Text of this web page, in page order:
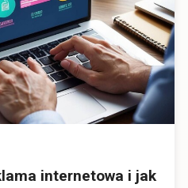
internetowa i jak